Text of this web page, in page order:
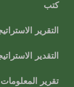
كتب
التقرير
التقدير
تقرير المعلومات